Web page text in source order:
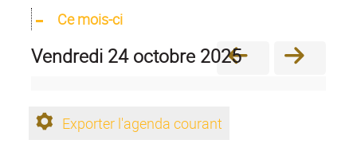
Ce mois-ci
vendredi 24 octobre 2025
Exporter l'agenda courant